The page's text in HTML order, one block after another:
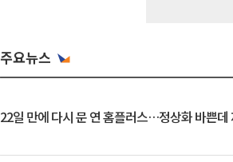
주요뉴스
22일 만에 다시 문 연 홈플러스…정상화 바쁜데